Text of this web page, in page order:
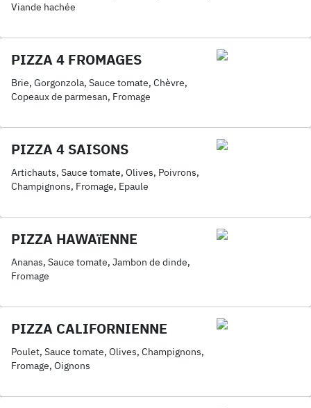
Viande hachée
PIZZA 4 FROMAGES
Brie, Gorgonzola, Sauce tomate, Chèvre,
Copeaux de parmesan, Fromage
PIZZA 4 SAISONS
Artichauts, Sauce tomate, Olives, Poivrons,
Champignons, Fromage, Epaule
PIZZA HAWAïENNE
Ananas, Sauce tomate, Jambon de dinde,
Fromage
PIZZA CALIFORNIENNE
Poulet, Sauce tomate, Olives, Champignons,
Fromage, Oignons